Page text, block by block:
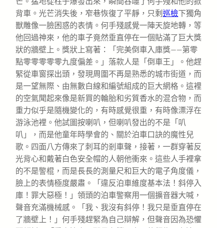
背車。光芒消失後，窄巷恢復了平靜，只剩 巡檢下獨角
獸雕像一臉困惑的表情。何手殘感覺一陣天旋地轉，等
他回過神來，他的車子竟然垂直停在一個貼滿了巨大獎
狀的牆壁上。獎狀上寫著：「完美倒車入庫獎——第零
點零零零零零九度偏差。」落款人是「倒車王」。他趕
緊從車窗探出頭，發現周圍不再是熟悉的城市街道，而
是一望無際、由無數白線和編號組成的巨大網格。這裡
的空氣聞起來像是新買的輪胎和劣質香水的混合物，而
重力似乎是隨機變化的，有時感覺很重，有時像漂浮在
游泳池裡。他試圖按喇叭，但喇叭發出的不是「叭
叭」，而是他童年時學會的、關於泊車口訣的魔性兒
歌。四面八方傳來了刺耳的剎車聲，接著，一群穿著反
光背心和戴著白色安全帽的人朝他衝來。這些人手裡拿
的不是警棍，而是長長的測量尺和巨大的電子角度儀，
臉上的表情極度嚴肅。「違反泊車維度基本法！斜停入
庫！罪大惡極！」領頭的泊車警察用一個擴音器大喊，
聲音充滿機械感。「我、我沒有斜停！我只是垂直停在
了牆壁上！」何手殘趕緊為自己辯解，但聲音因為恐懼